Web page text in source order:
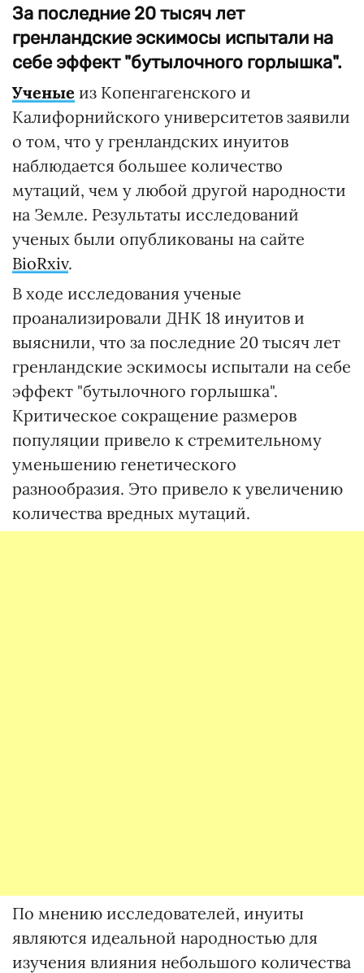
За последние 20 тысяч лет
гренландские эскимосы испытали на
себе эффект "бутылочного горлышка".
Ученые из Копенгагенского и
Калифорнийского университетов заявили
о том, что у гренландских инуитов
наблюдается большее количество
мутаций, чем у любой другой народности
на Земле. Результаты исследований
ученых были опубликованы на сайте
BioRxiv.
В ходе исследования ученые
проанализировали ДНК 18 инуитов и
выяснили, что за последние 20 тысяч лет
гренландские эскимосы испытали на себе
эффект "бутылочного горлышка".
Критическое сокращение размеров
популяции привело к стремительному
уменьшению генетического
разнообразия. Это привело к увеличению
количества вредных мутаций.
По мнению исследователей, инуиты
являются идеальной народностью для
изучения влияния небольшого количества